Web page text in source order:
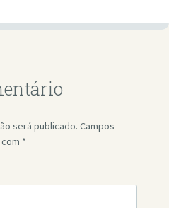
será publicado. Campos
*